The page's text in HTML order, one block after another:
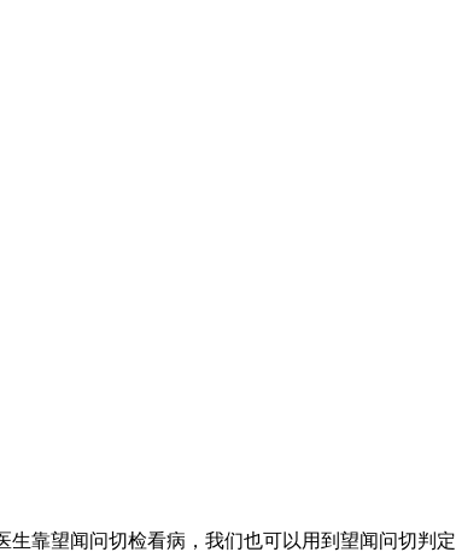
生靠望闻问切检看病，我们也可以用到望闻问切判定